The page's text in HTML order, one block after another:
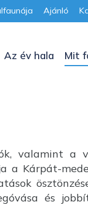
Ajánló
Az év hala Mit
valamint a
a Kárpát-
és